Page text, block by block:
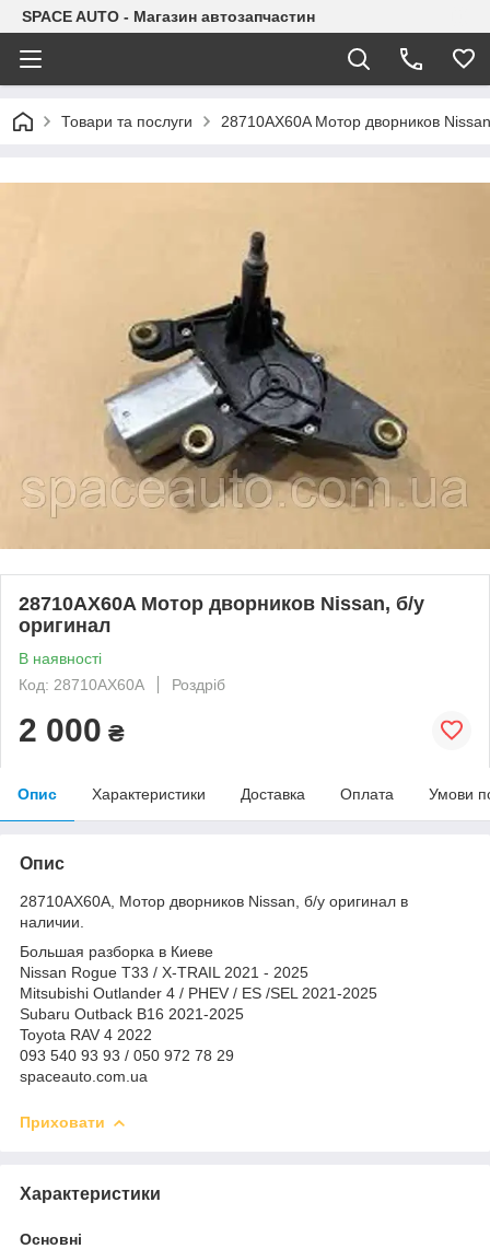
SPACE AUTO - Магазин автозапчастин
Товари та послуги 28710AX60A Mотор дворников
28710AX60A Mотор дворников Nissan, б/у
оригинал
В наявності
Код: 28710AX60A
Роздріб
2 000 ₴
Опис Характеристики Доставка Оплата Умови
Опис
28710AX60A, Mотор дворников Nissan, б/у оригинал в
наличии.
Большая разборка в Киеве
Nissan Rogue T33 / X-TRAIL 2021 - 2025
Mitsubishi Outlander 4 / PHEV / ES /SEL 2021-2025
Subaru Outback B16 2021-2025
Toyota RAV 4 2022
093 540 93 93 / 050 972 78 29
spaceauto.com.ua
Приховати
Характеристики
Основні